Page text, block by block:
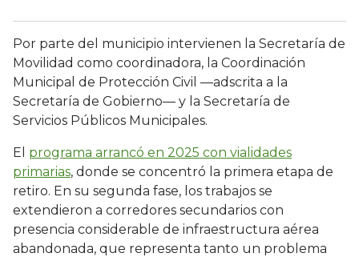
Por parte del municipio intervienen la Secretaría de
Movilidad como coordinadora, la Coordinación
Municipal de Protección Civil —adscrita a la
Secretaría de Gobierno— y la Secretaría de
Servicios Públicos Municipales.
El programa arrancó en 2025 con vialidades
primarias, donde se concentró la primera etapa de
retiro. En su segunda fase, los trabajos se
extendieron a corredores secundarios con
presencia considerable de infraestructura aérea
abandonada, que representa tanto un problema